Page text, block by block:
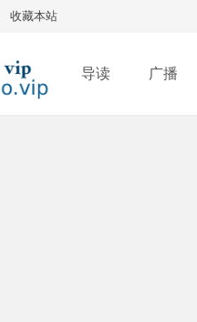
收藏本站
导读 广播